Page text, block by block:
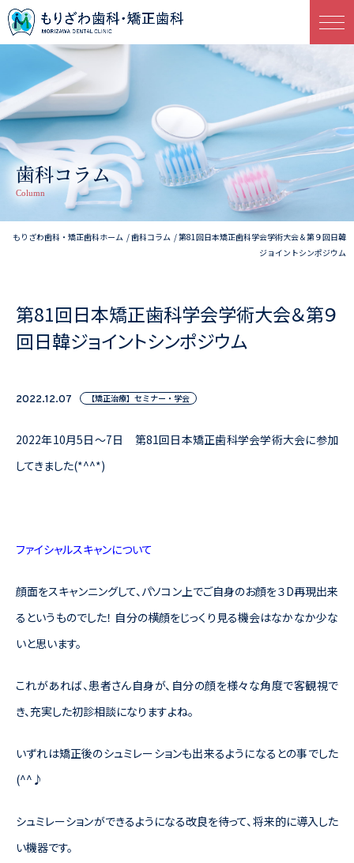
歯科コラム
Column
もりざわ歯科・矯正歯科ホーム 歯科コラム
第81回日本矯正歯科学会学術大会＆第９回日韓
ジョイントシンポジウム
第81回日本矯正歯科学会学術大会＆第９
回日韓ジョイントシンポジウム
2022.12.07 【矯正治療】セミナー・学会
2022年10月5日～7日 第81回日本矯正歯科学会学術大会に参加
してきました(*^^*)
ファイシャルスキャンについて
顔面をスキャンニングして、パソコン上でご自身のお顔を３D再現出来
るというものでした！ 自分の横顔をじっくり見る機会はなかなか少な
いと思います。
これがあれば、患者さん自身が、自分の顔を様々な角度で客観視で
き、充実した初診相談になりますよね。
いずれは矯正後のシュミレーションも出来るようになるとの事でした
(^^♪
シュミレーションができるようになる改良を待って、将来的に導入した
い機器です。